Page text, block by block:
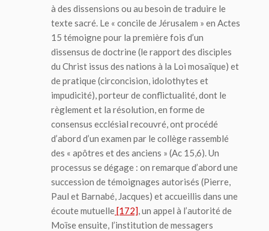
à des dissensions ou au besoin de traduire le
texte sacré. Le « concile de Jérusalem » en Actes
15 témoigne pour la première fois d’un
dissensus de doctrine (le rapport des disciples
du Christ issus des nations à la Loi mosaïque) et
de pratique (circoncision, idolothytes et
impudicité), porteur de conflictualité, dont le
règlement et la résolution, en forme de
consensus ecclésial recouvré, ont procédé
d’abord d’un examen par le collège rassemblé
des « apôtres et des anciens » (Ac 15,6). Un
processus se dégage : on remarque d’abord une
succession de témoignages autorisés (Pierre,
Paul et Barnabé, Jacques) et accueillis dans une
écoute mutuelle[172] , un appel à l’autorité de
Moïse ensuite, l’institution de messagers